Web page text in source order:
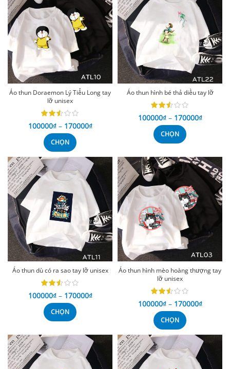
Áo thun Doraemon Lý Tiểu Long tay
lỡ unisex
100000₫ – 170000₫
CHỌN
Áo thun hình bé thả diều tay lỡ
100000₫ – 170000₫
CHỌN
Áo thun dù có ra sao tay lỡ unisex
100000₫ – 170000₫
CHỌN
Áo thun hình mèo hoàng thượng tay
lỡ unisex
100000₫ – 170000₫
CHỌN